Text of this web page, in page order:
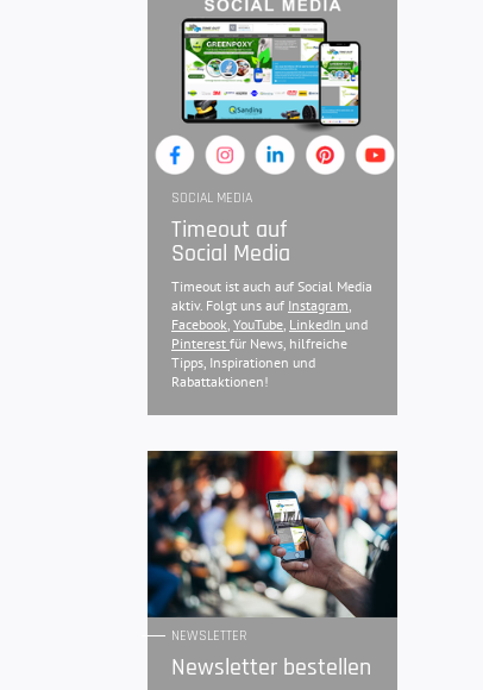
SOCIAL MEDIA
Timeout auf
Social Media
Timeout ist auch auf Social Media
aktiv. Folgt uns auf Instagram,
Facebook, YouTube, LinkedIn und
Pinterest für News, hilfreiche
Tipps, Inspirationen und
Rabattaktionen!
NEWSLETTER
Newsletter bestellen